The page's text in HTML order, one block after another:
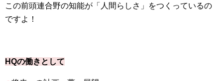
この前頭連合野の知能が「人間らしさ」をつくっているの
ですよ！
HQの働きとして